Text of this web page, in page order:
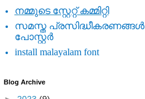
നമ്മുടെ സ്റ്റേറ്റ് കമ്മിറ്റി
സമസ്ത പ്രസിദ്ധീകരണങ്ങള്‍
പോസ്റ്റര്‍
install malayalam font
Blog Archive